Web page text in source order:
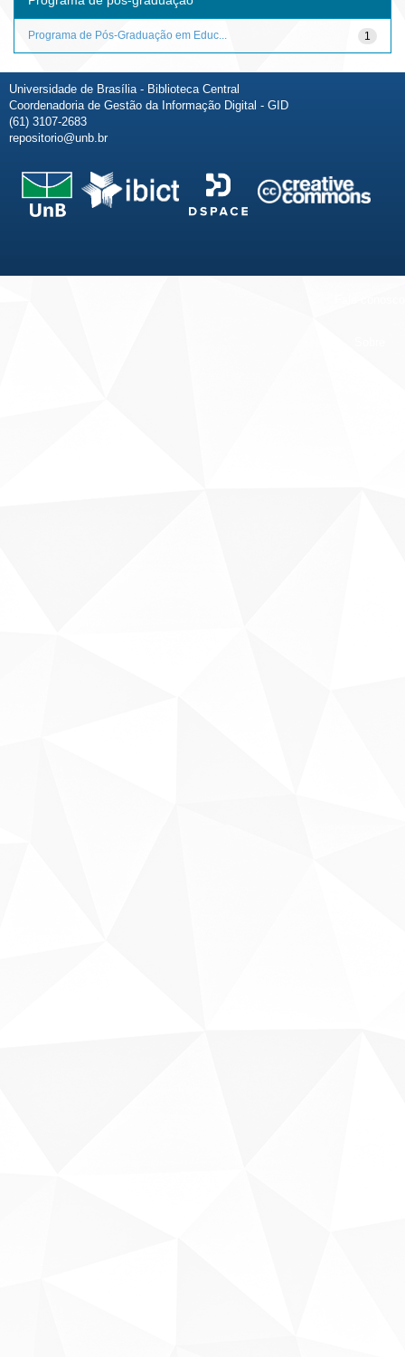
1
Programa de Pós-Graduação em Educ...
Universidade de Brasília - Biblioteca Central
Coordenadoria de Gestão da Informação Digital - GID
(61) 3107-2683
repositorio@unb.br